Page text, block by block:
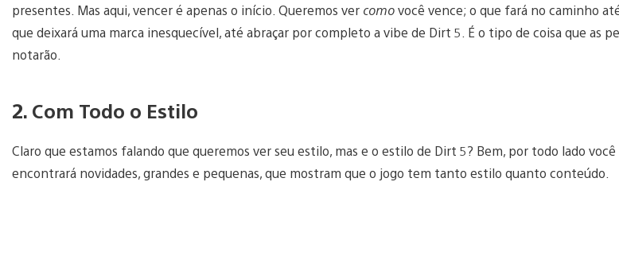
presentes. Mas aqui, vencer é apenas o início. Queremos ver comovocê vence; o que fará no caminho
que deixará uma marca inesquecível, até abraçar por completo a vibe de Dirt 5. É o tipo de coisa que as
notarão.
2. Com Todo o Estilo
Claro que estamos falando que queremos ver seu estilo, mas e o estilo de Dirt 5? Bem, por todo lado você
encontrará novidades, grandes e pequenas, que mostram que o jogo tem tanto estilo quanto conteúdo.